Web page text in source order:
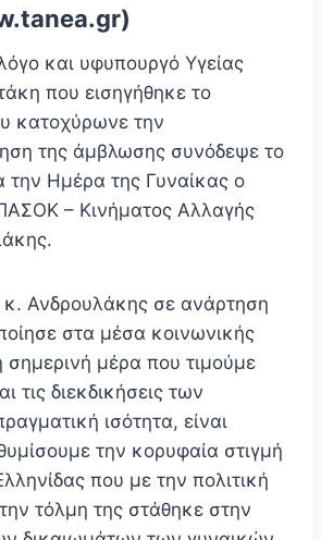
και υφυπουργό Υγείας
που εισηγήθηκε το
κατοχύρωνε την
της άμβλωσης συνόδεψε το
την Ημέρα της Γυναίκας ο
– Κινήματος Αλλαγής
Ανδρουλάκης σε ανάρτηση
στα μέσα κοινωνικής
σημερινή μέρα που τιμούμε
τις διεκδικήσεις των
ισότητα, είναι
την κορυφαία στιγμή
που με την πολιτική
τόλμη της στάθηκε στην